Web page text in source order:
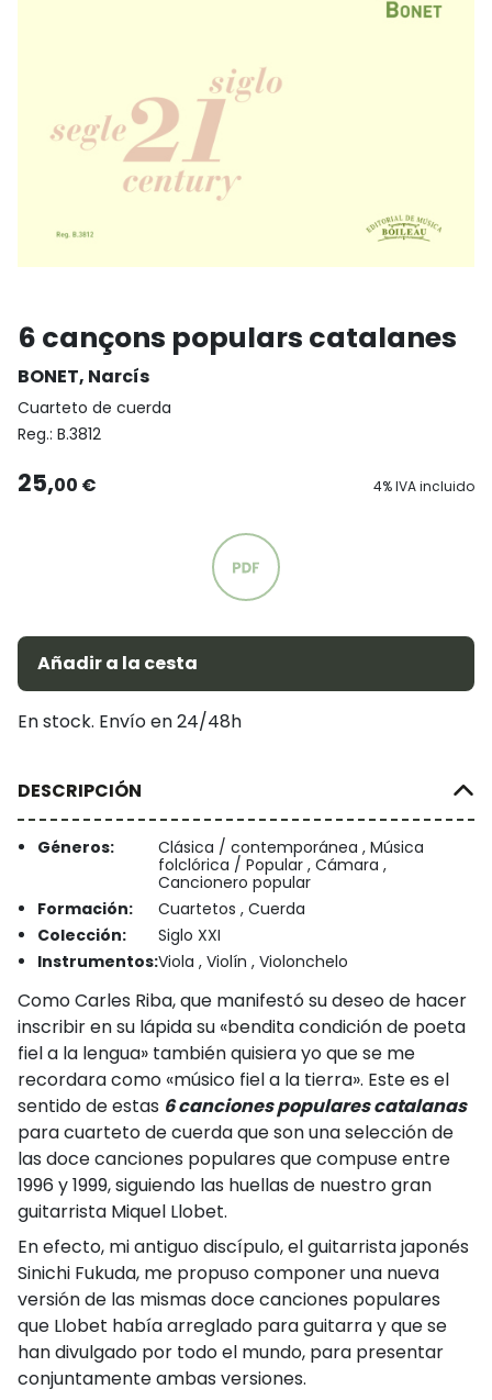
6 cançons populars catalanes
BONET, Narcís
Cuarteto de cuerda
Reg.: B.3812
25,00 € 4% IVA incluido
Añadir a la cesta
En stock. Envío en 24/48h
DESCRIPCIÓN
Géneros:
Clásica / contemporánea , Música
folclórica / Popular , Cámara ,
Cancionero popular
Formación:
Cuartetos , Cuerda
Colección:
Siglo XXI
Instrumentos:Viola , Violín , Violonchelo
Como Carles Riba, que manifestó su deseo de hacer
inscribir en su lápida su «bendita condición de poeta
fiel a la lengua» también quisiera yo que se me
recordara como «músico fiel a la tierra». Este es el
sentido de estas 6 canciones populares catalanas
para cuarteto de cuerda que son una selección de
las doce canciones populares que compuse entre
1996 y 1999, siguiendo las huellas de nuestro gran
guitarrista Miquel Llobet.
En efecto, mi antiguo discípulo, el guitarrista japonés
Sinichi Fukuda, me propuso componer una nueva
versión de las mismas doce canciones populares
que Llobet había arreglado para guitarra y que se
han divulgado por todo el mundo, para presentar
conjuntamente ambas versiones.